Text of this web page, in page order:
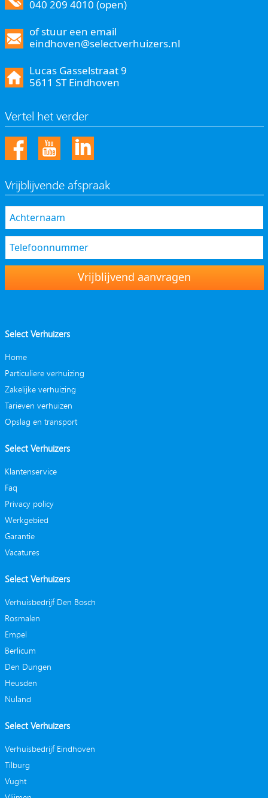
040 209 4010 (open)
of stuur een email
eindhoven@selectverhuizers.nl
Lucas Gasselstraat 9
5611 ST Eindhoven
Vertel het verder
Vrijblijvende afspraak
Vrijblijvend aanvragen
Select Verhuizers
Home
Particuliere verhuizing
Zakelijke verhuizing
Tarieven verhuizen
Opslag en transport
Select Verhuizers
Klantenservice
Faq
Privacy policy
Werkgebied
Garantie
Vacatures
Select Verhuizers
Verhuisbedrijf Den Bosch
Rosmalen
Empel
Berlicum
Den Dungen
Heusden
Nuland
Select Verhuizers
Verhuisbedrijf Eindhoven
Tilburg
Vught